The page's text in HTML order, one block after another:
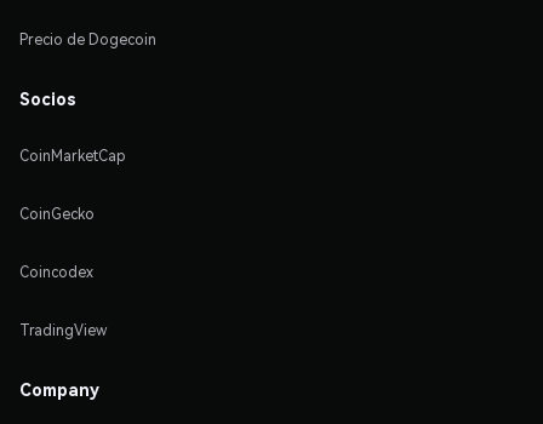
Precio de Dogecoin
Socios
CoinMarketCap
CoinGecko
Coincodex
TradingView
Company